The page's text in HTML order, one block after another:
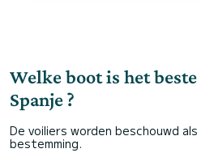
Welke boot is het
Spanje ?
De voiliers worden beschouwd
bestemming.